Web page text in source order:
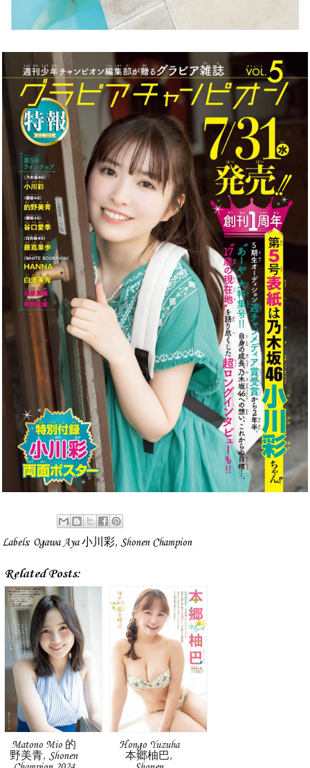
Labels: Ogawa Aya 小川彩, Shonen Champion
Related Posts:
Matono Mio 的
野美青, Shonen
Hongo Yuzuha
本郷柚巴,